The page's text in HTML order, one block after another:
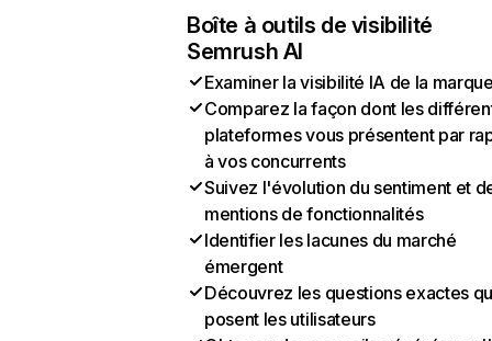
Boîte à outils de visibilité
Semrush AI
Examiner la visibilité IA de la
Comparez la façon dont les
plateformes vous présentent par
à vos concurrents
Suivez l'évolution du sentiment et
mentions de fonctionnalités
Identifier les lacunes du marché
émergent
Découvrez les questions exactes
posent les utilisateurs